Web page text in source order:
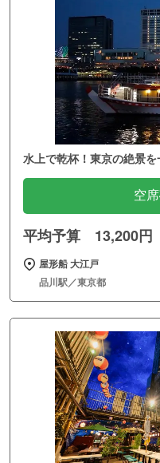
水上で乾杯！東京の絶景
空
平均予算 13,200円
屋形船 大江戸
品川駅／東京都